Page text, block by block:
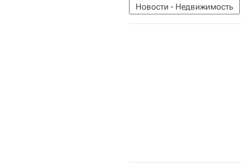
Новости - Недвижимость
Метро
Инфраструктура